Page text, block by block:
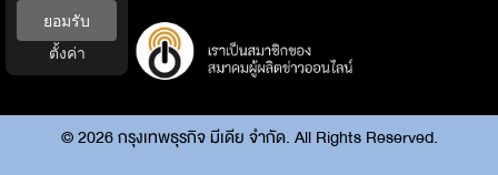
©2026กรุงเทพธุรกิจ มีเดีย จำกัด. All Rights Reserved.
ยอมรับ
ตั้งค่า